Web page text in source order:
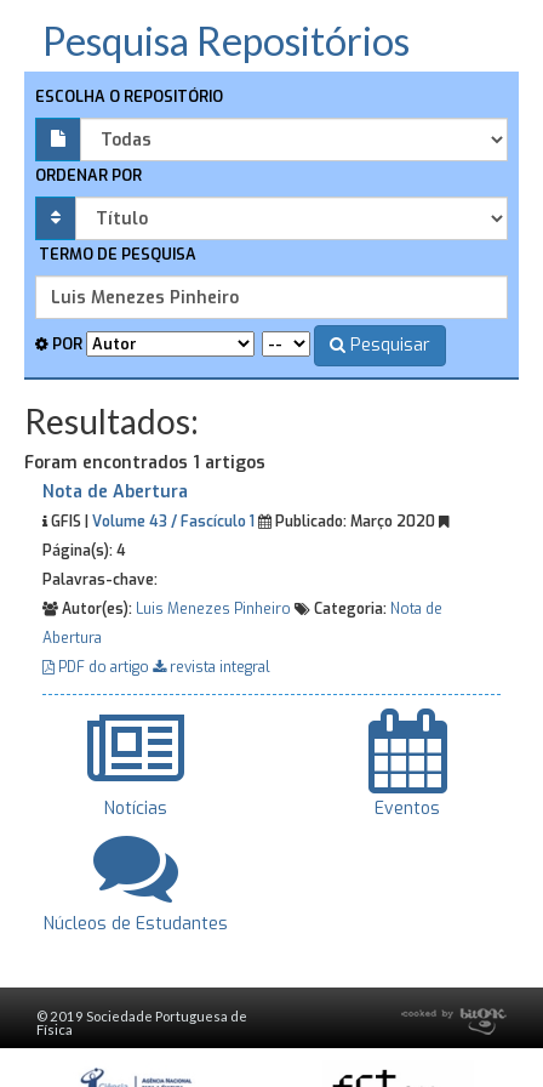
Pesquisa Repositórios
ESCOLHA O REPOSITÓRIO
ORDENAR POR
TERMO DE PESQUISA
POR Pesquisar
Resultados:
Foram encontrados 1 artigos
Nota de Abertura
GFIS | Volume 43 / Fascículo 1 Publicado:Março 2020
Página(s):4
Palavras-chave:
Autor(es): Luis Menezes Pinheiro Categoria: Nota de
Abertura
PDF do artigo
revista integral
Notícias Eventos
Núcleos de Estudantes
© 2019 Sociedade Portuguesa de
Física